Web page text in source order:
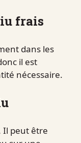
frais
dans les
il est
nécessaire.
Il peut être